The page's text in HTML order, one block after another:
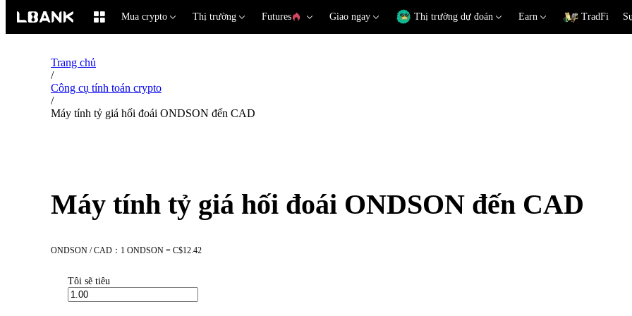
Mua crypto Thị trường Futures Giao ngay Thị trường dự đoán Earn TradFi
Trang chủ
/
Công cụ tính toán crypto
/
Máy tính tỷ giá hối đoái ONDSON đến CAD
Máy tính tỷ giá hối đoái ONDSON đến CAD
ONDSON / CAD：1 ONDSON = C$12.42
Tôi sẽ tiêu